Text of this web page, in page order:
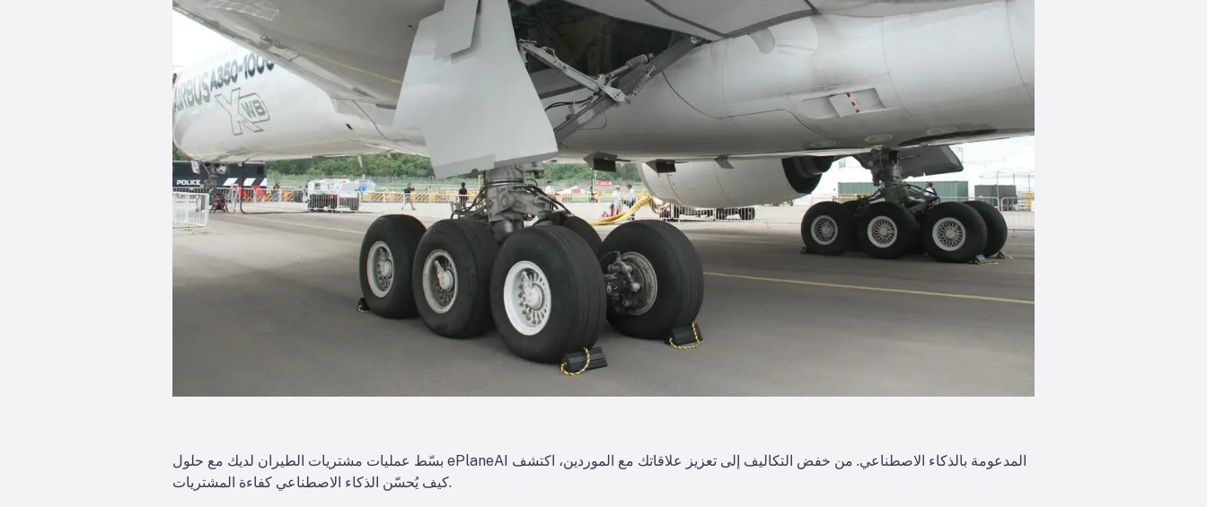
بسّط عمليات مشتريات الطيران لديك مع حلول ePlaneAI المدعومة بالذكاء الاصطناعي. من خفض التكاليف إلى تعزيز علاقاتك مع الموردين، اكتشف
كيف يُحسّن الذكاء الاصطناعي كفاءة المشتريات.